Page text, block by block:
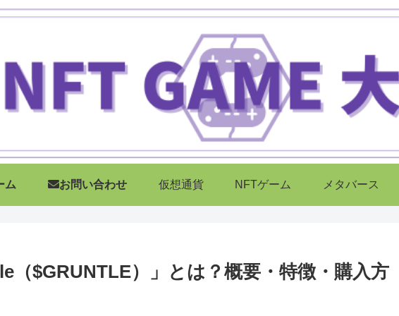
ム お問い合わせ 仮想通貨 NFTゲーム メタバース
（$GRUNTLE）」とは？概要・特徴・購入方